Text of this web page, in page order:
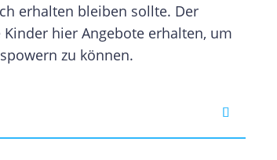
erhalten bleiben sollte. Der
hier Angebote erhalten, um
zu können.